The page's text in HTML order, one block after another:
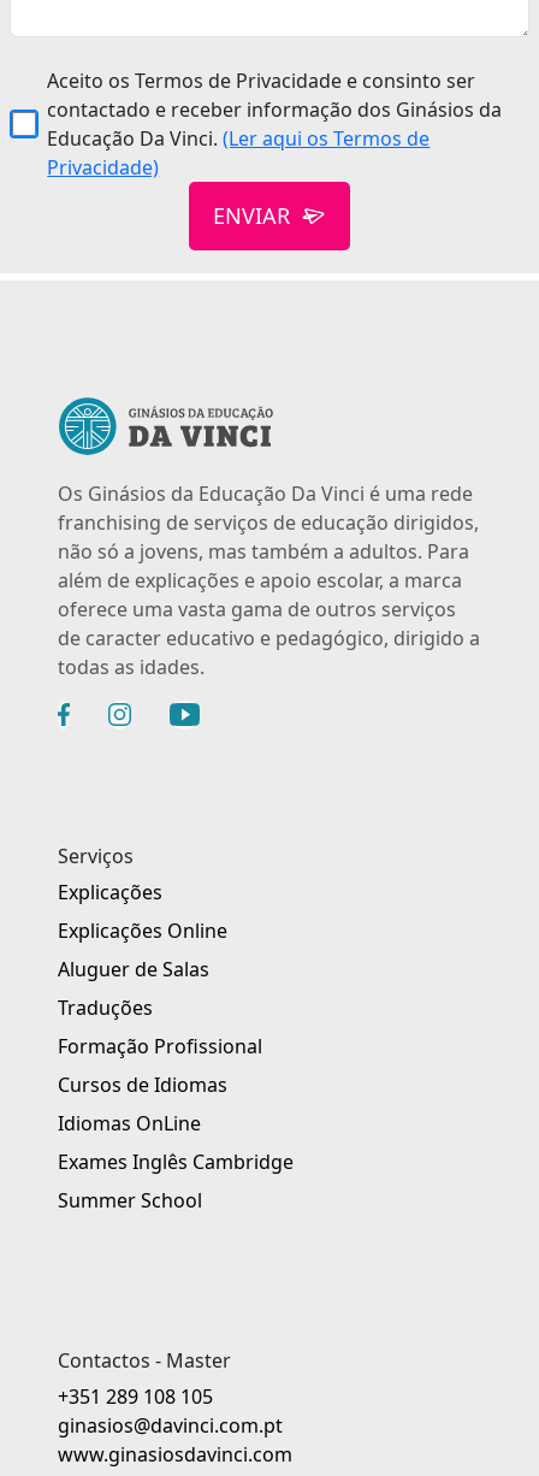
Aceito os Termos de Privacidade e consinto ser
contactado e receber informação dos Ginásios da
Educação Da Vinci.(Ler aqui os Termos de
Privacidade)
ENVIAR
Os Ginásios da Educação Da Vinci é uma rede
franchising de serviços de educação dirigidos,
não só a jovens, mas também a adultos. Para
além de explicações e apoio escolar, a marca
oferece uma vasta gama de outros serviços
de caracter educativo e pedagógico, dirigido a
todas as idades.
Serviços
Explicações
Explicações Online
Aluguer de Salas
Traduções
Formação Profissional
Cursos de Idiomas
Idiomas OnLine
Exames Inglês Cambridge
Summer School
Contactos - Master
+351 289 108 105
ginasios@davinci.com.pt
www.ginasiosdavinci.com